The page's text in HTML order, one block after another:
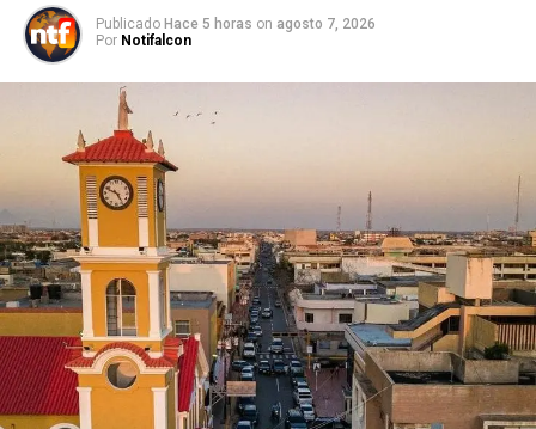
Publicado Hace 5 horas on agosto 7, 2026
Por Notifalcon